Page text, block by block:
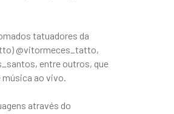
tatuadores da
@vitormeces_tatto,
entre outros, que
ao vivo.
através do